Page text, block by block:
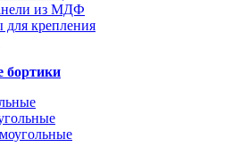
из МДФ
крепления
бортики